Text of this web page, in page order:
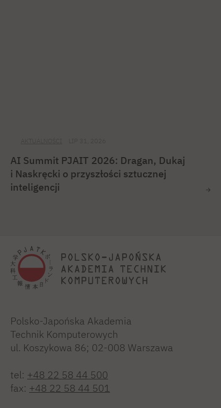
AI Summit PJAIT 2026: Dragan, Dukaj
i Naskręcki o przyszłości sztucznej
inteligencji
Polsko-Japońska Akademia
Technik Komputerowych
ul. Koszykowa 86; 02-008 Warszawa
tel: +48 22 58 44 500
fax: +48 22 58 44 501